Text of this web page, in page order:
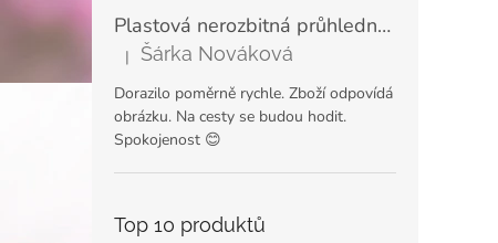
Plastová nerozbitná průhledná sklenice na šampaňské a prosecco VERONA 180 ml
Hodnocení produktu je 5 z 5 hvězdiček.
| Šárka Nováková
Dorazilo poměrně rychle. Zboží odpovídá
obrázku. Na cesty se budou hodit.
Spokojenost 😊
Top 10 produktů